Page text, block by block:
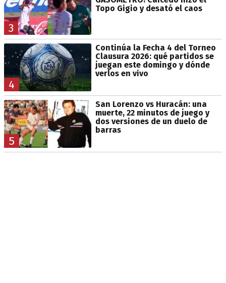
3
Topo Gigio y desató el caos
4
Continúa la Fecha 4 del Torneo
Clausura 2026: qué partidos se
juegan este domingo y dónde
verlos en vivo
5
San Lorenzo vs Huracán: una
muerte, 22 minutos de juego y
dos versiones de un duelo de
barras